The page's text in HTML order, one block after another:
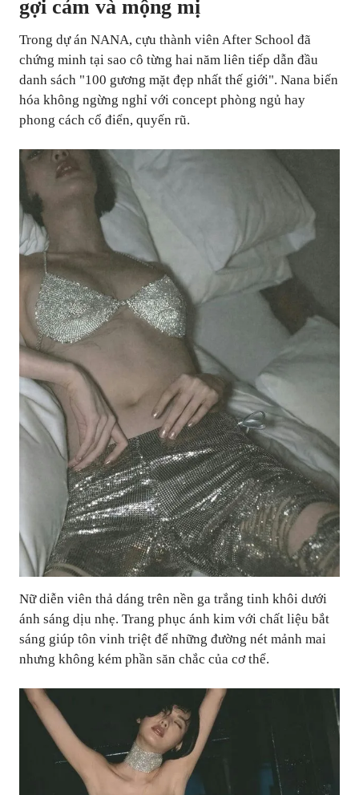
gợi cảm và mộng mị
Trong dự án NANA, cựu thành viên After School đã
chứng minh tại sao cô từng hai năm liên tiếp dẫn đầu
danh sách "100 gương mặt đẹp nhất thế giới". Nana biến
hóa không ngừng nghỉ với concept phòng ngủ hay
phong cách cổ điển, quyến rũ.
Nữ diễn viên thả dáng trên nền ga trắng tinh khôi dưới
ánh sáng dịu nhẹ. Trang phục ánh kim với chất liệu bắt
sáng giúp tôn vinh triệt để những đường nét mảnh mai
nhưng không kém phần săn chắc của cơ thể.